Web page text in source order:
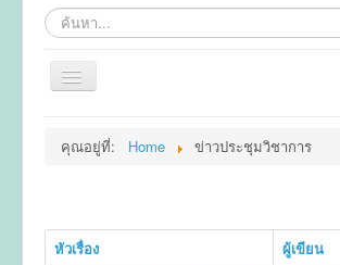
ค้นหา
สลับ
เน
ชั่น
ระเบียบ
คุณอยู่ที่: Home ข่าวประชุมวิชาการ
หัวเรื่อง ผู้เขียน